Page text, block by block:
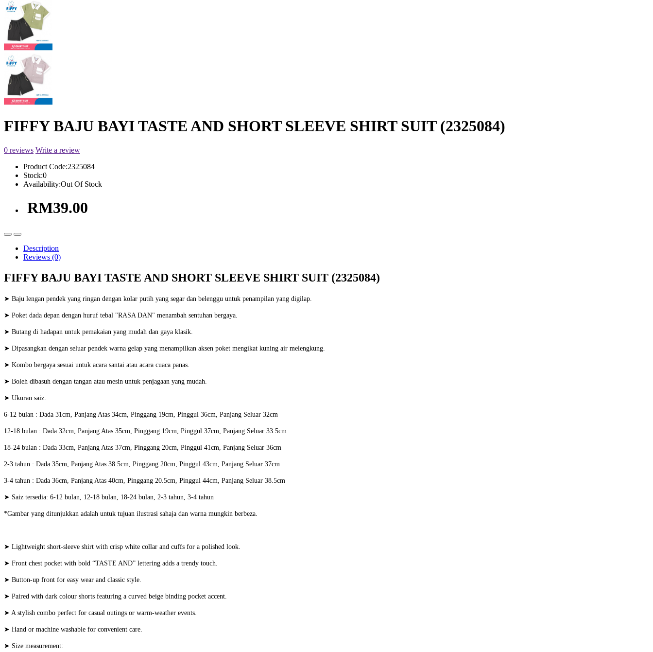
FIFFY BAJU BAYI TASTE AND SHORT SLEEVE SHIRT SUIT (2325084)
0 reviews Write a review
Product Code:2325084
Stock:0
Availability:Out Of Stock
RM39.00
Description
Reviews (0)
FIFFY BAJU BAYI TASTE AND SHORT SLEEVE SHIRT SUIT (2325084)
➤ Baju lengan pendek yang ringan dengan kolar putih yang segar dan belenggu untuk penampilan yang digilap.
➤ Poket dada depan dengan huruf tebal "RASA DAN" menambah sentuhan bergaya.
➤ Butang di hadapan untuk pemakaian yang mudah dan gaya klasik.
➤ Dipasangkan dengan seluar pendek warna gelap yang menampilkan aksen poket mengikat kuning air melengkung.
➤ Kombo bergaya sesuai untuk acara santai atau acara cuaca panas.
➤ Boleh dibasuh dengan tangan atau mesin untuk penjagaan yang mudah.
➤ Ukuran saiz:
6-12 bulan : Dada 31cm, Panjang Atas 34cm, Pinggang 19cm, Pinggul 36cm, Panjang Seluar 32cm
12-18 bulan : Dada 32cm, Panjang Atas 35cm, Pinggang 19cm, Pinggul 37cm, Panjang Seluar 33.5cm
18-24 bulan : Dada 33cm, Panjang Atas 37cm, Pinggang 20cm, Pinggul 41cm, Panjang Seluar 36cm
2-3 tahun : Dada 35cm, Panjang Atas 38.5cm, Pinggang 20cm, Pinggul 43cm, Panjang Seluar 37cm
3-4 tahun : Dada 36cm, Panjang Atas 40cm, Pinggang 20.5cm, Pinggul 44cm, Panjang Seluar 38.5cm
➤ Saiz tersedia: 6-12 bulan, 12-18 bulan, 18-24 bulan, 2-3 tahun, 3-4 tahun
*Gambar yang ditunjukkan adalah untuk tujuan ilustrasi sahaja dan warna mungkin berbeza.
➤ Lightweight short-sleeve shirt with crisp white collar and cuffs for a polished look.
➤ Front chest pocket with bold “TASTE AND” lettering adds a trendy touch.
➤ Button-up front for easy wear and classic style.
➤ Paired with dark colour shorts featuring a curved beige binding pocket accent.
➤ A stylish combo perfect for casual outings or warm-weather events.
➤ Hand or machine washable for convenient care.
➤ Size measurement: